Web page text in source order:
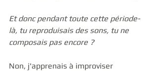
Et donc pendant toute cette période-
là, tu reproduisais des sons, tu ne
composais pas encore ?
Non, j'apprenais à improviser